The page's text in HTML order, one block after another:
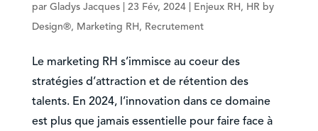
par Gladys Jacques| 23 Fév, 2024| Enjeux RH, HR by
Design®, Marketing RH, Recrutement
Le marketing RH s’immisce au coeur des
stratégies d’attraction et de rétention des
talents. En 2024, l’innovation dans ce domaine
est plus que jamais essentielle pour faire face à